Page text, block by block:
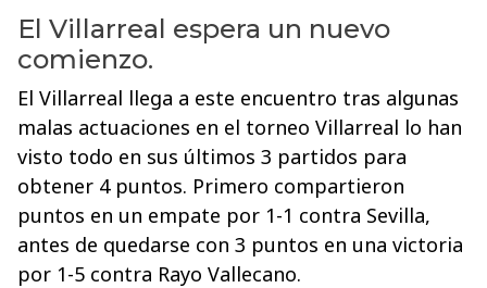
El Villarreal espera un nuevo
comienzo.
El Villarreal llega a este encuentro tras algunas
malas actuaciones en el torneo Villarreal lo han
visto todo en sus últimos 3 partidos para
obtener 4 puntos. Primero compartieron
puntos en un empate por 1-1 contra Sevilla,
antes de quedarse con 3 puntos en una victoria
por 1-5 contra Rayo Vallecano.